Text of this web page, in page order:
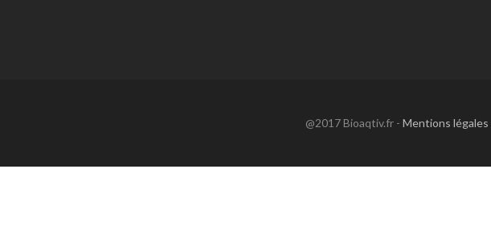
@2017 Bioaqtiv.fr - Mentions légales